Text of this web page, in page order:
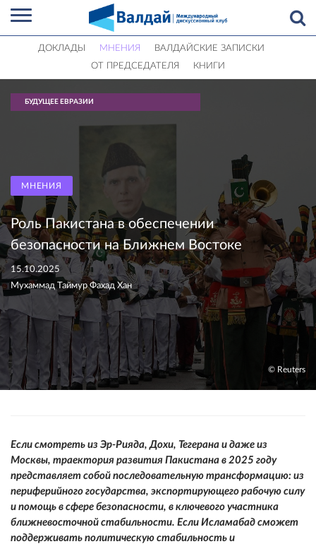
ДОКЛАДЫ МНЕНИЯ
ВАЛДАЙСКИЕ ЗАПИСКИ
ОТ ПРЕДСЕДАТЕЛЯ
КНИГИ
БУДУЩЕЕ ЕВРАЗИИ
МНЕНИЯ
Роль Пакистана в обеспечении
безопасности на Ближнем Востоке
15.10.2025
Мухаммад Таймур Фахад Хан
© Reuters
Если смотреть из Эр-Рияда, Дохи, Тегерана и даже из
Москвы, траектория развития Пакистана в 2025 году
представляет собой последовательную трансформацию: из
периферийного государства, экспортирующего рабочую силу
и помощь в сфере безопасности, в ключевого участника
ближневосточной стабильности. Если Исламабад сможет
поддерживать политическую стабильность и